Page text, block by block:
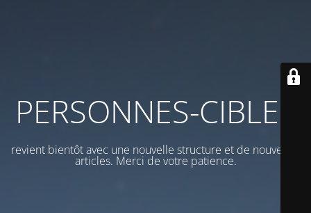
PERSONNES-CIBLES
revient bientôt avec une nouvelle structure et de nouveaux
articles. Merci de votre patience.